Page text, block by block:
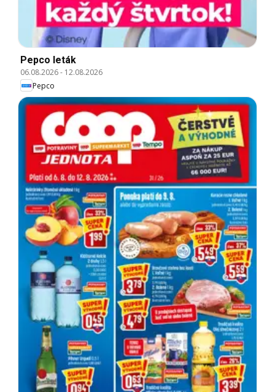
Pepco leták
06.08.2026- 12.08.2026
Pepco